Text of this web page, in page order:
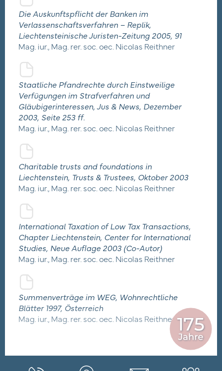
Die Auskunftspflicht der Banken im
Verlassenschaftsverfahren – Replik,
Liechtensteinische Juristen-Zeitung 2005, 91
Mag. iur., Mag. rer. soc. oec. Nicolas Reithner
Staatliche Pfandrechte durch Einstweilige
Verfügungen im Strafverfahren und
Gläubigerinteressen, Jus & News, Dezember
2003, Seite 253 ff.
Mag. iur., Mag. rer. soc. oec. Nicolas Reithner
Charitable trusts and foundations in
Liechtenstein, Trusts & Trustees, Oktober 2003
Mag. iur., Mag. rer. soc. oec. Nicolas Reithner
International Taxation of Low Tax Transactions,
Chapter Liechtenstein, Center for International
Studies, Neue Auflage 2003 (Co-Autor)
Mag. iur., Mag. rer. soc. oec. Nicolas Reithner
Summenverträge im WEG, Wohnrechtliche
Blätter 1997, Österreich
Mag. iur., Mag. rer. soc. oec. Nicolas Reithner